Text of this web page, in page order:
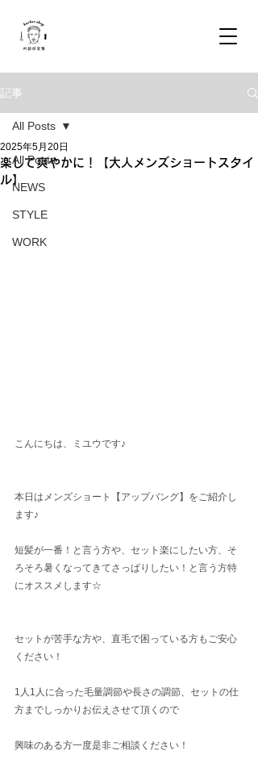
記事
All Posts
NEWS
STYLE
WORK
All Posts
楽して爽やかに！【大人メンズショートスタイ
ル】
2025年5月20日
こんにちは、ミユウです♪
本日はメンズショート【アップバング】をご紹介し
ます♪
短髪が一番！と言う方や、セット楽にしたい方、そ
ろそろ暑くなってきてさっぱりしたい！と言う方特
にオススメします☆
セットが苦手な方や、直毛で困っている方もご安心
ください！
1人1人に合った毛量調節や長さの調節、セットの仕
方までしっかりお伝えさせて頂くので
興味のある方一度是非ご相談ください！